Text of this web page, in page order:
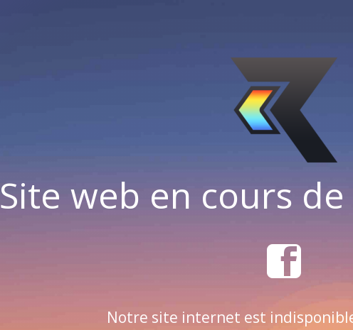
Site web en cours
Notre site internet est